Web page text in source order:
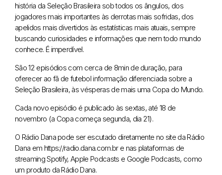
história da Seleção Brasileira sob todos os ângulos, dos
jogadores mais importantes às derrotas mais sofridas, dos
apelidos mais divertidos às estatísticas mais atuais, sempre
buscando curiosidades e informações que nem todo mundo
conhece. É imperdível.
São 12 episódios com cerca de 8min de duração, para
oferecer ao fã de futebol informação diferenciada sobre a
Seleção Brasileira, às vésperas de mais uma Copa do Mundo.
Cada novo episódio é publicado às sextas, até 18 de
novembro (a Copa começa segunda, dia 21).
O Rádio Dana pode ser escutado diretamente no site da Rádio
Dana em https://radio.dana.com.br e nas plataformas de
streaming Spotify, Apple Podcasts e Google Podcasts, como
um produto da Rádio Dana.